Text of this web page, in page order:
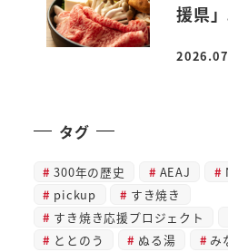
援県」
投稿日
タグ
300年の歴史 AEAJ
pickup
すき焼き
すき焼き応援プロジェクト
ととのう
ぬる湯
み